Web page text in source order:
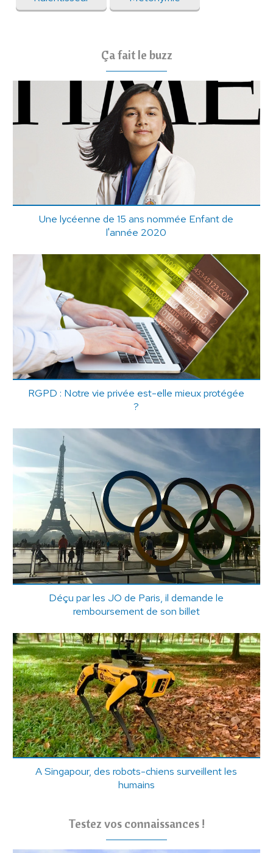
Ça fait le buzz
Une lycéenne de 15 ans nommée Enfant de
l'année 2020
RGPD : Notre vie privée est-elle mieux protégée
?
Déçu par les JO de Paris, il demande le
remboursement de son billet
A Singapour, des robots-chiens surveillent les
humains
Testez vos connaissances !